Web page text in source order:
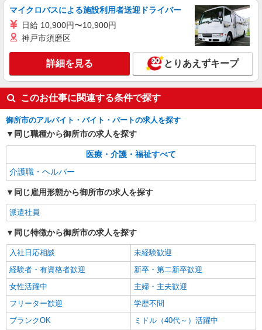
派遣社員
株式会社kotrio /●NR-H-1877845
≪御所駅≫高級シニアマンションで見回り/生
時給1500円〜2125円 ＜日払い有/週払い有/交
通費全支給(ガソリン代含む)＞
御所市｜御所駅⇒徒歩6分
詳細を見る
派遣社員
株式会社kotrio /●NR-H-1882880
＜年齢不問＞カンタン業務の障がい者支援員｜
時給1500円〜2125円 ＜日払い有/週払い有/交
マイクロバスによる施設利用者送迎ドライバー
日給 10,900円〜10,900円
神戸市須磨区
詳細を見る とりあえずキープ
このお仕事に関連する条件で探す
御所市のアルバイト・バイト・パートの求人を探す
同じ職種から御所市の求人を探す
医療・介護・福祉すべて
介護職・ヘルパー
同じ雇用形態から御所市の求人を探す
派遣社員
同じ特徴から御所市の求人を探す
入社日応相談
未経験歓迎
経験者・有資格者歓迎
新卒・第二新卒歓迎
女性活躍中
主婦・主夫歓迎
フリーター歓迎
学歴不問
ブランクOK
ミドル（40代～）活躍中